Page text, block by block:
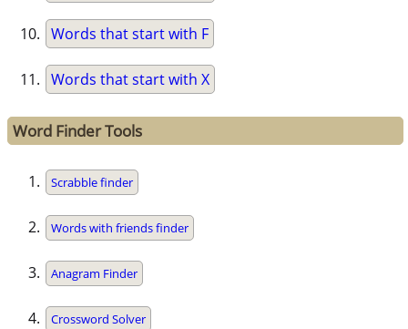
Words that start with F
Words that start with X
Word Finder Tools
Scrabble finder
Words with friends finder
Anagram Finder
Crossword Solver